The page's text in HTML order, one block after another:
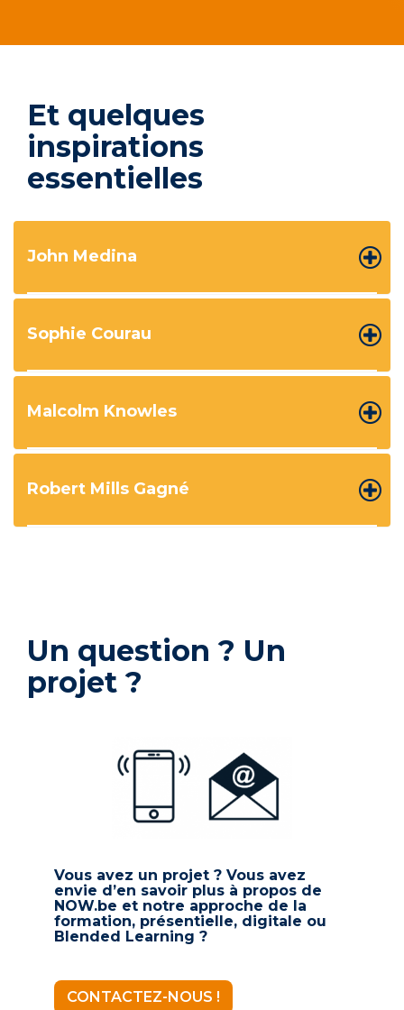
Et quelques
inspirations
essentielles
John Medina
Sophie Courau
Malcolm Knowles
Robert Mills Gagné
Un question ? Un
projet ?
Vous avez un projet ? Vous avez
envie d’en savoir plus à propos de
NOW.be et notre approche de la
formation, présentielle, digitale ou
Blended Learning ?
CONTACTEZ-NOUS !